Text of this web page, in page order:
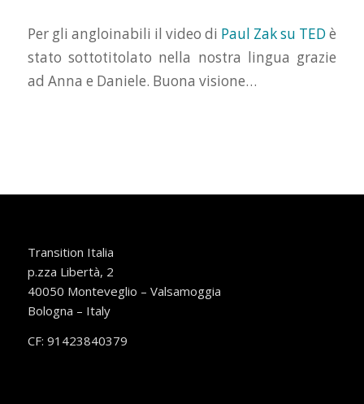
Per gli angloinabili il video di Paul Zak su TEDè
stato sottotitolato nella nostra lingua grazie
ad Anna e Daniele. Buona visione…
Transition Italia
p.zza Libertà, 2
40050 Monteveglio – Valsamoggia
Bologna – Italy
CF: 91423840379